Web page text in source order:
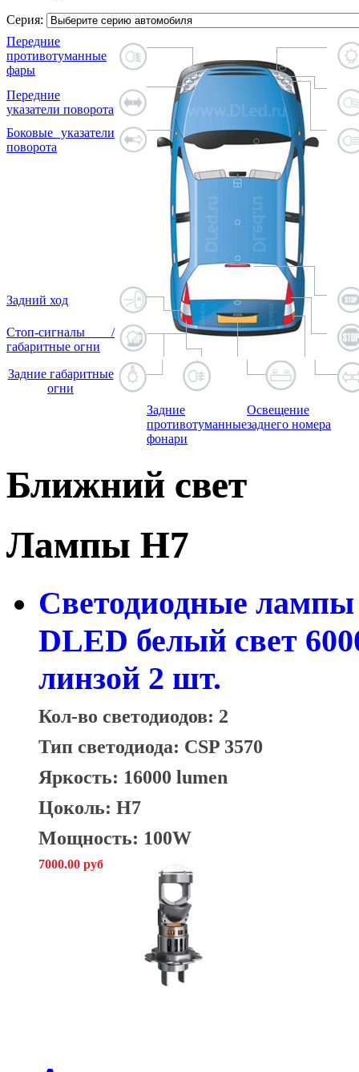
Серия:
Передние
противотуманные
фары
Передние
указатели поворота
Боковые указатели
поворота
Задний ход
Стоп-сигналы /
габаритные огни
Задние габаритные
огни
Задние
противотуманные
фонари
Освещение
заднего номера
Ближний свет
Лампы H7
Светодиодные лампы
DLED белый свет
линзой 2 шт.
Кол-во светодиодов: 2
Тип светодиода: CSP 3570
Яркость: 16000 lumen
Цоколь: H7
Мощность: 100W
7000.00 руб